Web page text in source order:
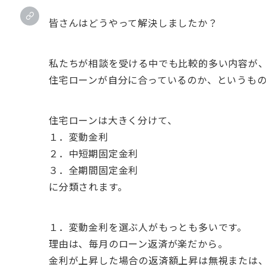
皆さんはどうやって解決しましたか？
私たちが相談を受ける中でも比較的多い内容が、
住宅ローンが自分に合っているのか、というもの
住宅ローンは大きく分けて、
１．変動金利
２．中短期固定金利
３．全期間固定金利
に分類されます。
１．変動金利を選ぶ人がもっとも多いです。
理由は、毎月のローン返済が楽だから。
金利が上昇した場合の返済額上昇は無視または、